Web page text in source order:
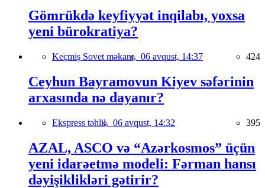
Gömrükdə keyfiyyət inqilabı, yoxsa
yeni bürokratiya?
Keçmiş Sovet məkanı, 06 avqust, 14:37 424
Ceyhun Bayramovun Kiyev səfərinin
arxasında nə dayanır?
Ekspress təhlil, 06 avqust, 14:32 395
AZAL, ASCO və “Azərkosmos” üçün
yeni idarəetmə modeli: Fərman hansı
dəyişiklikləri gətirir?